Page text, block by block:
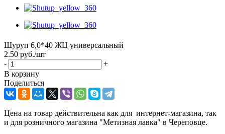
Шуруп 6,0*40 ЖЦ универсальный
2.50 руб./шт
-
+
В корзину
Поделиться
Цена на товар действительна как для интернет-магазина, так
и для розничного магазина "Метизная лавка" в Череповце.